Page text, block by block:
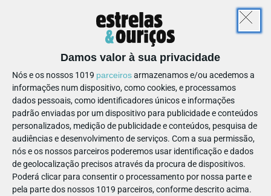
Damos valor à sua privacidade
Nós e os nossos 1019 parceirosarmazenamos e/ou acedemos a
informações num dispositivo, como cookies, e processamos
dados pessoais, como identificadores únicos e informações
padrão enviadas por um dispositivo para publicidade e conteúdos
personalizados, medição de publicidade e conteúdos, pesquisa de
audiências e desenvolvimento de serviços. Com a sua permissão,
nós e os nossos parceiros poderemos usar identificação e dados
de geolocalização precisos através da procura de dispositivos.
Poderá clicar para consentir o processamento por nossa parte e
pela parte dos nossos 1019 parceiros, conforme descrito acima.
23